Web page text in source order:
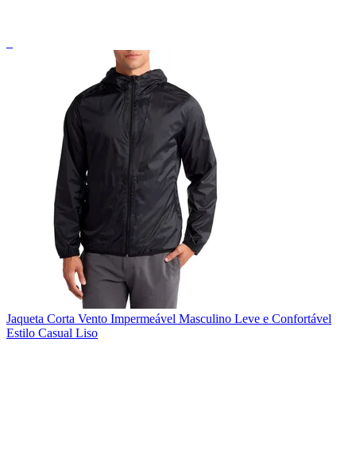
Jaqueta Corta Vento Impermeável Masculino Leve e Confortável
Estilo Casual Liso